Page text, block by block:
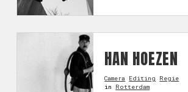
HAN HOEZEN
Camera Editing
Regie
in Rotterdam